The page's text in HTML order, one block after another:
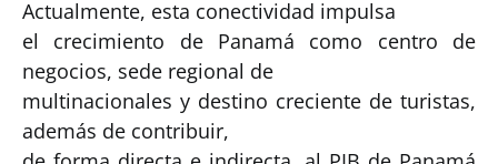
Actualmente, esta conectividad impulsa
el crecimiento de Panamá como centro de
negocios, sede regional de
multinacionales y destino creciente de turistas,
además de contribuir,